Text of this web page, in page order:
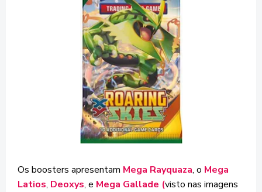
Os boosters apresentam Mega Rayquaza, o Mega
Latios, Deoxys, e Mega Gallade (visto nas imagens